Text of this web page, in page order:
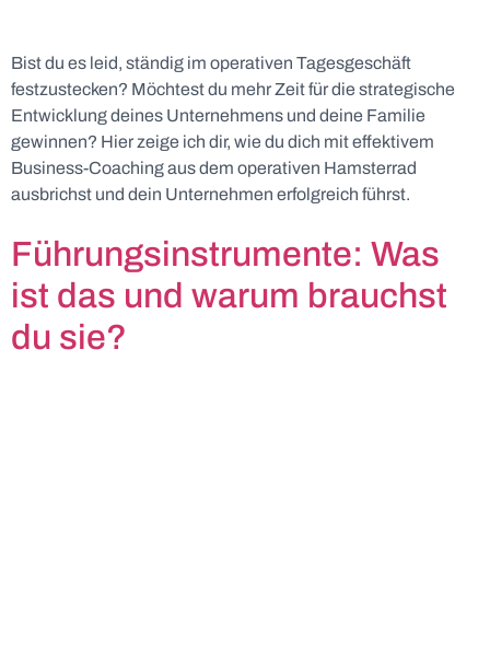
Bist du es leid, ständig im operativen Tagesgeschäft
festzustecken? Möchtest du mehr Zeit für die strategische
Entwicklung deines Unternehmens und deine Familie
gewinnen? Hier zeige ich dir, wie du dich mit effektivem
Business-Coaching aus dem operativen Hamsterrad
ausbrichst und dein Unternehmen erfolgreich führst.
Führungsinstrumente: Was
ist das und warum brauchst
du sie?